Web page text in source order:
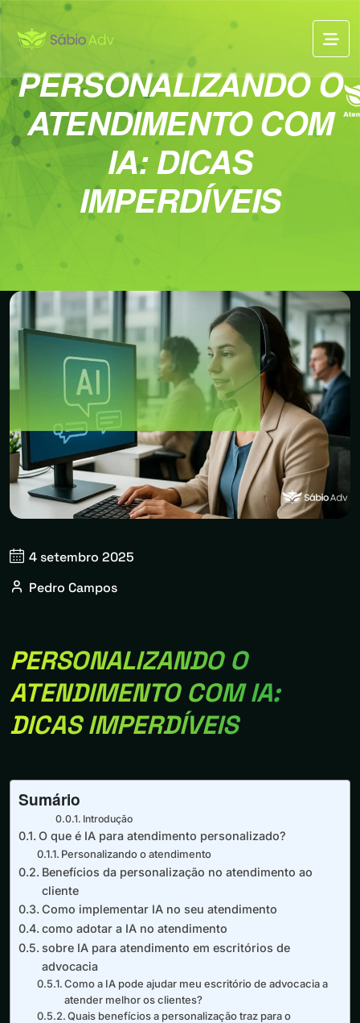
PERSONALIZANDO O
ATENDIMENTO COM
IA: DICAS
IMPERDÍVEIS
4 setembro 2025
Pedro Campos
PERSONALIZANDO O
ATENDIMENTO COM IA:
DICAS IMPERDÍVEIS
Sumário
Introdução
O que é IA para atendimento personalizado?
Personalizando o atendimento
Benefícios da personalização no atendimento ao
cliente
Como implementar IA no seu atendimento
como adotar a IA no atendimento
sobre IA para atendimento em escritórios de
advocacia
Como a IA pode ajudar meu escritório de advocacia a
atender melhor os clientes?
Quais benefícios a personalização traz para o